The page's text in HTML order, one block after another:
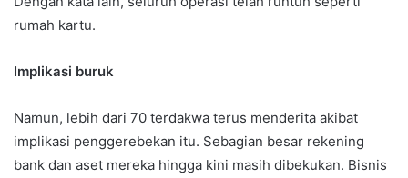
rumah kartu.
Implikasi buruk
Namun, lebih dari 70 terdakwa terus menderita akibat
implikasi penggerebekan itu. Sebagian besar rekening
bank dan aset mereka hingga kini masih dibekukan. Bisnis